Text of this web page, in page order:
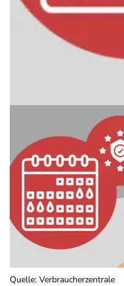
Quelle: Verbraucherzentrale